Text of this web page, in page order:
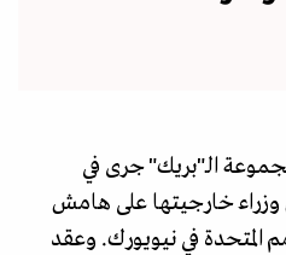
الـ"بريك" جرى في
أيلول عام 2006 بين وزراء خارجيتها على هامش
المتحدة في نيويورك. وعقد